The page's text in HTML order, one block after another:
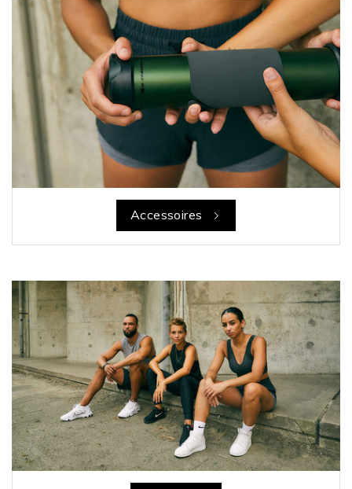
Accessoires